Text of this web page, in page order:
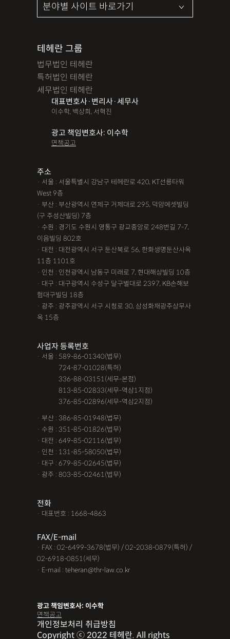
테헤란 그룹
법무법인 테헤란
특허법인 테헤란
세무법인 테헤란
대표변호사·변리사·세무사
이수학, 백상희, 서혁진
광고 책임변호사: 이수학
면책공고
주소
· 서울 : 서울특별시 강남구 테헤란로 420, KT선릉타워
West 9층
· 부산 : 부산광역시 연제구 거제대로 295, 덕암에셋빌딩
(구 주성산빌딩) 7층
· 수원 : 경기도 수원시 영통구 광교중앙로 248번길 7-7,
이음빌딩 802호
· 대전 : 대전광역시 서구 둔산북로 56, 한화생명둔산사옥
11층 1101호
· 인천 : 인천광역시 남동구 미래로 7, 현대해상빌딩 10층
· 대구 : 대구광역시 수성구 달구벌대로 2397, KB손해보
험대구빌딩 18층
· 광주 : 광주광역시 서구 시청로 30, 삼성화재광주상무사
옥 15층
사업자 등록번호
· 서울 : 589-86-01340(법무)
724-87-01028(특허)
336-88-03151(세무-본점)
813-85-02833(세무-역삼1지점)
376-85-02896(세무-역삼2지점)
· 부산 : 386-85-01948(법무)
· 수원 : 351-85-01826(법무)
· 대전 : 649-85-02116(법무)
· 인천 : 131-85-58050(법무)
· 대구 : 679-85-02645(법무)
· 광주 : 803-85-02461(법무)
전화
· 대표번호 : 1668-4863
FAX/E-mail
· FAX : 02-6499-3678(법무) / 02-2038-0879(특허) /
02-6918-0851(세무)
· E-mail : teheran@thr-law.co.kr
광고 책임변호사: 이수학
면책공고
개인정보처리 취급방침
Copyright ⓒ 2022 테헤란. All rights